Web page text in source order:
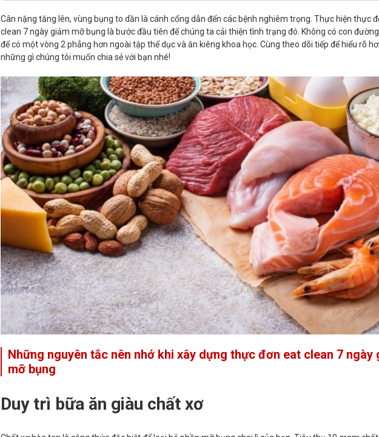
Cân nặng tăng lên, vùng bụng to dần là cánh cổng dẫn đến các bệnh nghiêm trọng. Thực hiện thực
clean 7 ngày giảm mỡ bụng là bước đầu tiên để chúng ta cải thiện tình trạng đó. Không có con
để có một vòng 2 phẳng hơn ngoài tập thể dục và ăn kiêng khoa học. Cùng theo dõi tiếp để hiểu rõ
những gì chúng tôi muốn chia sẻ với bạn nhé!
Những nguyên tắc nên nhớ khi xây dựng thực đơn eat clean 7 ngày
mỡ bụng
Duy trì bữa ăn giàu chất xơ